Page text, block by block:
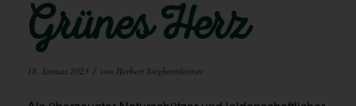
Grünes Herz
18. Januar 2023 / von Herbert Sieghartsleitner